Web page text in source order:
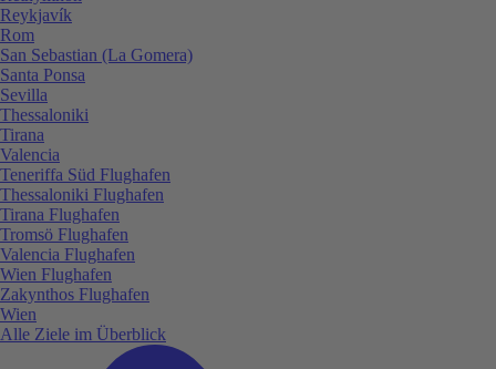
Reykjavík
Rom
San Sebastian (La Gomera)
Santa Ponsa
Sevilla
Thessaloniki
Tirana
Valencia
Teneriffa Süd Flughafen
Thessaloniki Flughafen
Tirana Flughafen
Tromsö Flughafen
Valencia Flughafen
Wien Flughafen
Zakynthos Flughafen
Wien
Alle Ziele im Überblick